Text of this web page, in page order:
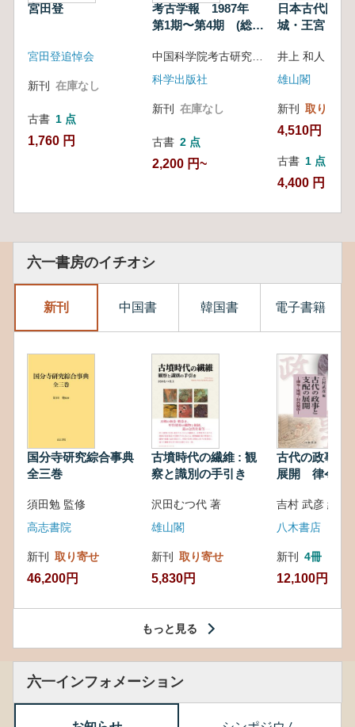
宮田登
宮田登追悼会
新刊 在庫なし
古書 1 点
1,760 円
ット
考古学報 1987年
第1期〜第4期 (総第
ト
科学出版社
新刊 在庫なし
古書 2 点
2,200 円~
日本古代国家
城・王宮・山
井上 和人 著
雄山閣
新刊 取り寄せ
4,510円
古書 1 点
4,400 円
六一書房のイチオシ
新刊 中国書 韓国書 電子書籍
国分寺研究綜合事典
全三巻
須田勉 監修
高志書院
新刊 取り寄せ
46,200円
古墳時代の繊維 : 観
察と識別の手引き
沢田むつ代 著
雄山閣
新刊 取り寄せ
5,830円
古代の政事と
展開 律令・
吉村 武彦 編集
八木書店
新刊 4冊
12,100円
もっと見る
六一インフォメーション